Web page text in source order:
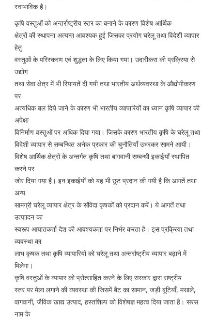
स्वाभाविक है।
कृषि वस्तुओं को अन्तर्राष्ट्रीय स्तर का बनाने के कारण विशेष आर्थिक
क्षेत्रों की स्थापना अत्यन्त आवश्यक हुई जिसका प्रयोग घरेलू तथा विदेशी व्यापार
हेतु
वस्तुओं के परिस्करण एवं शुद्धता के लिए किया गया। उदारीकरा की प्रक्रिया से
उद्योग
तथा सेवा क्षेत्र में भी रियायतें दी गयी तथा भारतीय अर्थव्यवस्था के औद्योगीकरण
पर
अत्यधिक बल दिये जाने के कारण भी भारतीय व्यापारियों का ध्यान कृषि व्यापार की
अपेक्षा
विनिर्माण वस्तुओं पर अधिक दिया गया। जिसके कारण भारतीय कृषि के घरेलू तथा
विदेशी व्यापार से सम्बन्धित अनेक प्रकार की चुनौतियाँ उभरकर सामने आयी।
विशेष आर्थिक क्षेत्रों के अन्तर्गत कृषि तथा बागवानी सम्बन्धी इकाईयाँ स्थापित
करने पर
जोर दिया गया है। इन इकाईयों को यह भी छूट प्रदान की गयी है कि आगतें तथा
अन्य
सामग्री घरेलू व्यापार क्षेत्र के संविदा कृषकों को प्रदान करें। ये आगतें तथा
उत्पाादन का
स्वरूप आयातकर्ता देश की आवश्यकता पर निर्भर करता है। इस प्रक्रिया तथा
व्यवस्था का
लाभ कृषक तथा कृषि व्यापारियों को घरेलू तथा अन्तर्राष्ट्रीय व्यापार बढ़ाने में
मिलेगा।
कृषि वस्तुओं के व्यापार को प्रोत्साहित करने के लिए सरकार द्वारा राष्ट्रीय
स्तर पर मेला लगाने की व्यवस्था की जिसमें बैट का सामान, जड़ी बूटियाँ, मसाले,
वागवानी, जैविक खाद्य उत्पाद, हस्तशिल्प को विशेषज्ञ महत्व दिया जाता है। सरस
नाम के